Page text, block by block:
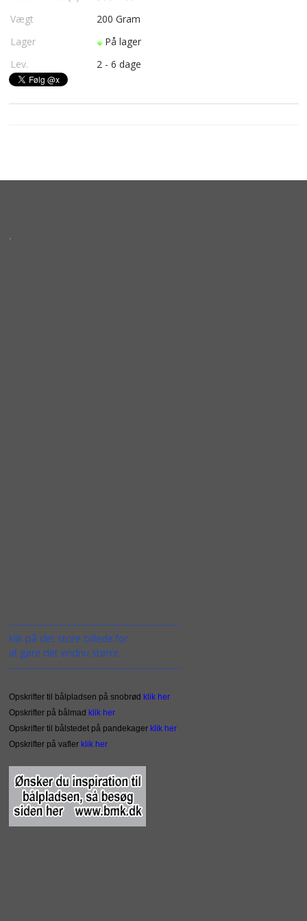
Vægt
200 Gram
Lager
På lager
Lev.
2 - 6 dage
.
--------------------------------------------------
klik på det store billede for
at gøre det endnu større.
--------------------------------------------------
Opskrifter til bålpladsen på snobrød klik her
Opskrifter på bålmad klik her
Opskrifter til bålstedet på pandekager klik her
Opskrifter på vafler klik her